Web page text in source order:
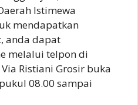
Istimewa
mendapatkan
anda dapat
melalui telpon di
Ristiani Grosir buka
08.00 sampai